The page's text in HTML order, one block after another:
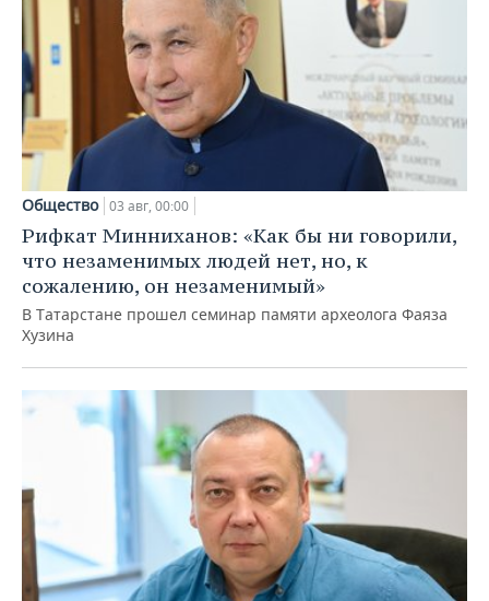
Общество 03 авг, 00:00
Рифкат Минниханов: «Как бы ни говорили,
что незаменимых людей нет, но, к
сожалению, он незаменимый»
В Татарстане прошел семинар памяти археолога Фаяза
Хузина